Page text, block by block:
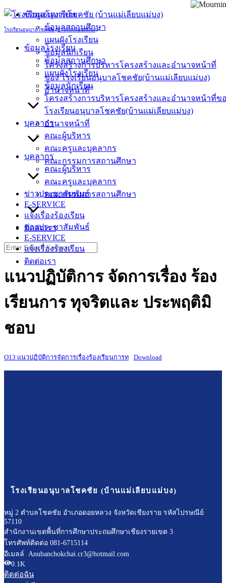
Skip
content
โรงเรียนอนุบาลโชคชัย (บ้านแม่เลียบแม่บง)
ข้อมูลโรงเรียน
ข้อมูลสถานศึกษา
แผนผังโรงเรียน
ข้อมูลนักเรียน
โครงสร้างการบริหารโครงสร้างและอำนาจหน้าที่ข
โรงเรียนอนุบาลโชคชัย(บ้านแม่เลียบแม่บง)
อำนาจหน้าที่
บุคลากร
คณะผู้บริหาร
คณะครูและบุคลากร
คณะกรรมการสถานศึกษา
ข่าวประชาสัมพันธ์
E-SERVICE
แจ้งเรื่องร้องเรียน
ติดต่อเรา
ข้อมูลโรงเรียน
ข้อมูลสถานศึกษา
แผนผังโรงเรียน
ข้อมูลนักเรียน
โครงสร้างการบริหารโครงสร้างและอำนาจหน้าที่
ของ โรงเรียนอนุบาลโชคชัย(บ้านแม่เลียบแม่บง)
อำนาจหน้าที่
บุคลากร
คณะผู้บริหาร
คณะครูและบุคลากร
คณะกรรมการสถานศึกษา
ข่าวประชาสัมพันธ์
E-SERVICE
แจ้งเรื่องร้องเรียน
ติดต่อเรา
Search
for:
แนวปฏิบัติการ จัดการเรื่อง ร้อง
เรียนการ ทุจริตและ ประพฤติมิ
ชอบ
O13 แนวปฏิบัติการจัดการเรื่องร้องเรียนการท Download
โรงเรียนอนุบาลโชคชัย (บ้านแม่เลียบแม่บง)
หมู่ 2 ตำบลโชคชัย อำเภอดอยหลวง จังหวัดเชียงราย รหัสไปรษณีย์
57110
สำนักงานเขตพื้นที่การศึกษาประถมศึกษาเชียงรายเขต 3
โทรศัพท์ติดต่อ 081-6715114
อีเมลล์ Anubanchokchai.cr3@hotmail.com
0.1K
ติดต่อฉัน